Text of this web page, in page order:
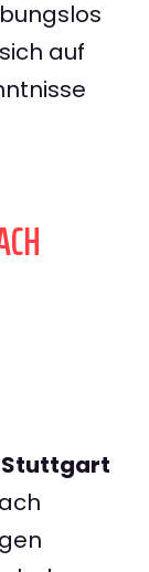
auf
Stuttgart